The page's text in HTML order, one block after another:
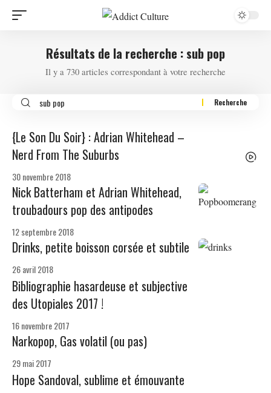
Résultats de la recherche : sub pop
Il y a 730 articles correspondant à votre recherche
{Le Son Du Soir} : Adrian Whitehead –
Nerd From The Suburbs
30 novembre 2018
Nick Batterham et Adrian Whitehead,
troubadours pop des antipodes
12 septembre 2018
Drinks, petite boisson corsée et subtile
26 avril 2018
Bibliographie hasardeuse et subjective
des Utopiales 2017 !
16 novembre 2017
Narkopop, Gas volatil (ou pas)
29 mai 2017
Hope Sandoval, sublime et émouvante